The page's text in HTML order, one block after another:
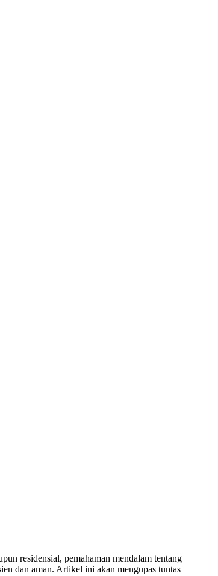
residensial, pemahaman mendalam tentang
dan aman. Artikel ini akan mengupas tuntas